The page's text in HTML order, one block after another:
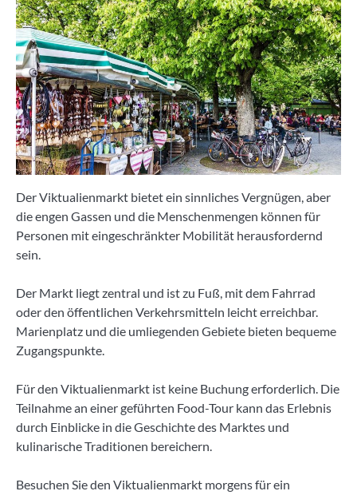
Der Viktualienmarkt bietet ein sinnliches Vergnügen, aber
die engen Gassen und die Menschenmengen können für
Personen mit eingeschränkter Mobilität herausfordernd
sein.
Der Markt liegt zentral und ist zu Fuß, mit dem Fahrrad
oder den öffentlichen Verkehrsmitteln leicht erreichbar.
Marienplatz und die umliegenden Gebiete bieten bequeme
Zugangspunkte.
Für den Viktualienmarkt ist keine Buchung erforderlich. Die
Teilnahme an einer geführten Food-Tour kann das Erlebnis
durch Einblicke in die Geschichte des Marktes und
kulinarische Traditionen bereichern.
Besuchen Sie den Viktualienmarkt morgens für ein